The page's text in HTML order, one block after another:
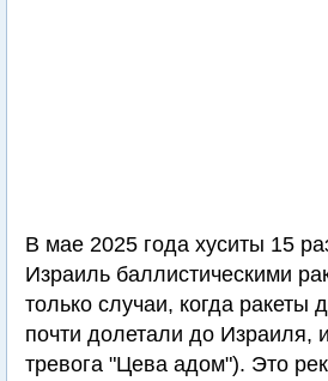
В мае 2025 года хуситы 15
Израиль баллистическими
только случаи, когда ракеты
почти долетали до Израиля,
тревога "Цева адом"). Это